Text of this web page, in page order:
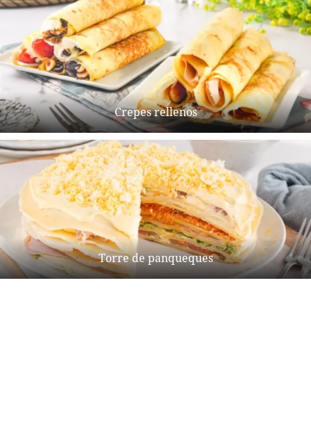
Crepes rellenos
Torre de panqueques